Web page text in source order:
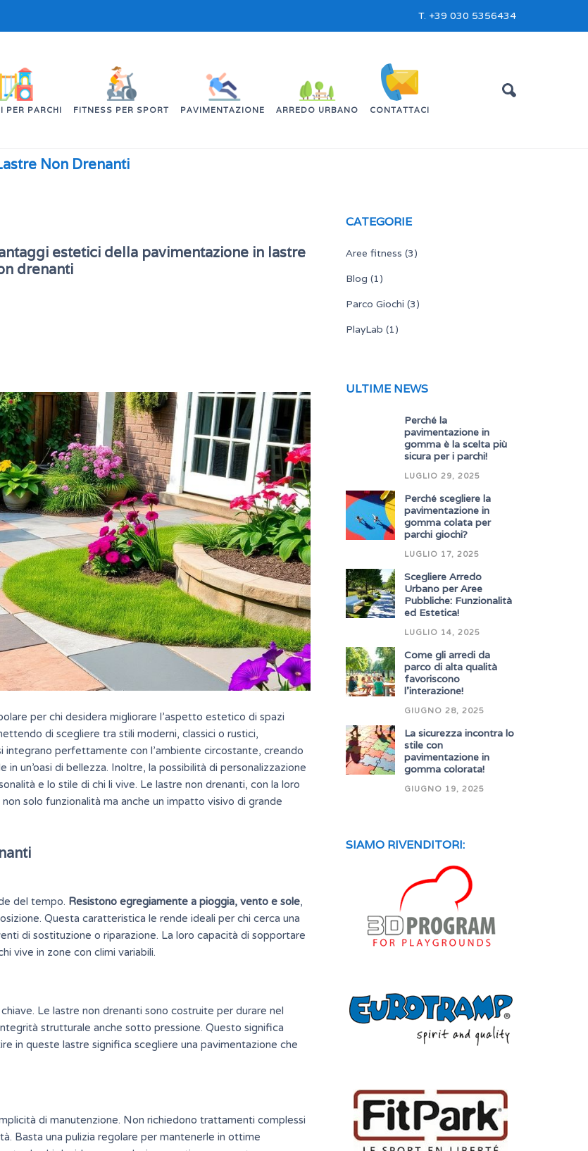
T. +39 030 5356434
PER PARCHI FITNESS PER SPORT PAVIMENTAZIONE ARREDO URBANO CONTATTACI
Non Drenanti
estetici della pavimentazione in lastre
drenanti
per chi desidera migliorare l’aspetto estetico di spazi
di scegliere tra stili moderni, classici o rustici,
integrano perfettamente con l’ambiente circostante, creando
un’oasi di bellezza. Inoltre, la possibilità di personalizzazione
e lo stile di chi li vive. Le lastre non drenanti, con la loro
solo funzionalità ma anche un impatto visivo di grande
del tempo. Resistono egregiamente a pioggia, vento e sole,
Questa caratteristica le rende ideali per chi cerca una
di sostituzione o riparazione. La loro capacità di sopportare
vive in zone con climi variabili.
Le lastre non drenanti sono costruite per durare nel
strutturale anche sotto pressione. Questo significa
in queste lastre significa scegliere una pavimentazione che
di manutenzione. Non richiedono trattamenti complessi
Basta una pulizia regolare per mantenerle in ottime
CATEGORIE
Aree fitness (3)
Blog (1)
Parco Giochi (3)
PlayLab (1)
ULTIME NEWS
Perché la
pavimentazione in
gomma è la scelta più
sicura per i parchi!
LUGLIO 29, 2025
Perché scegliere la
pavimentazione in
gomma colata per
parchi giochi?
LUGLIO 17, 2025
Scegliere Arredo
Urbano per Aree
Pubbliche: Funzionalità
ed Estetica!
LUGLIO 14, 2025
Come gli arredi da
parco di alta qualità
favoriscono
l’interazione!
GIUGNO 28, 2025
La sicurezza incontra lo
stile con
pavimentazione in
gomma colorata!
GIUGNO 19, 2025
SIAMO RIVENDITORI: